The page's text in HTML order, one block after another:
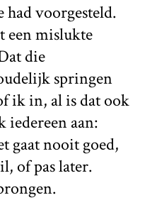
voorgesteld.
een mislukte
die
springen
ik in, al is dat ook
aan:
gaat nooit goed,
of pas later.